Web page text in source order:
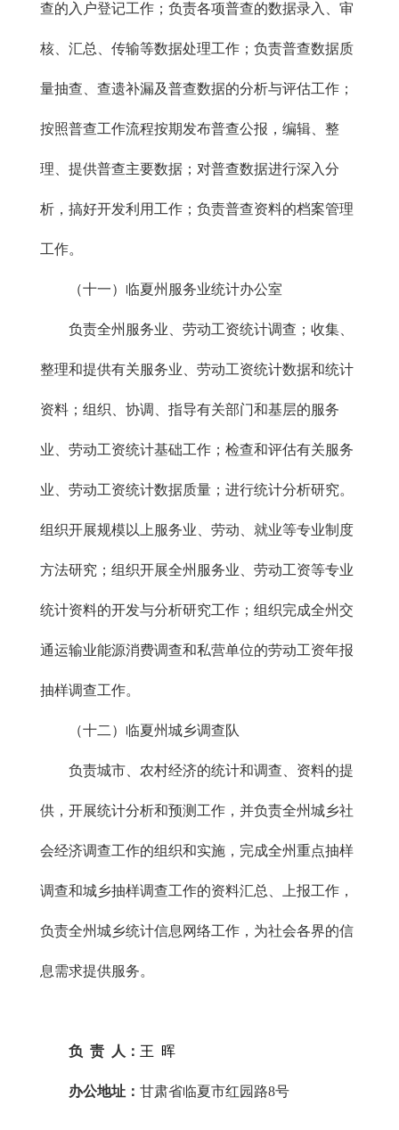
查的入户登记工作；负责各项普查的数据录入、审
核、汇总、传输等数据处理工作；负责普查数据质
量抽查、查遗补漏及普查数据的分析与评估工作；
按照普查工作流程按期发布普查公报，编辑、整
理、提供普查主要数据；对普查数据进行深入分
析，搞好开发利用工作；负责普查资料的档案管理
工作。
（十一）临夏州服务业统计办公室
负责全州服务业、劳动工资统计调查；收集、
整理和提供有关服务业、劳动工资统计数据和统计
资料；组织、协调、指导有关部门和基层的服务
业、劳动工资统计基础工作；检查和评估有关服务
业、劳动工资统计数据质量；进行统计分析研究。
组织开展规模以上服务业、劳动、就业等专业制度
方法研究；组织开展全州服务业、劳动工资等专业
统计资料的开发与分析研究工作；组织完成全州交
通运输业能源消费调查和私营单位的劳动工资年报
抽样调查工作。
（十二）临夏州城乡调查队
负责城市、农村经济的统计和调查、资料的提
供，开展统计分析和预测工作，并负责全州城乡社
会经济调查工作的组织和实施，完成全州重点抽样
调查和城乡抽样调查工作的资料汇总、上报工作，
负责全州城乡统计信息网络工作，为社会各界的信
息需求提供服务。
负 责 人： 王 晖
办公地址： 甘肃省临夏市红园路8号